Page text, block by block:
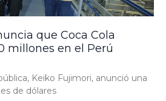
que Coca Cola
millones en el Perú
Keiko Fujimori, anunció una
de dólares